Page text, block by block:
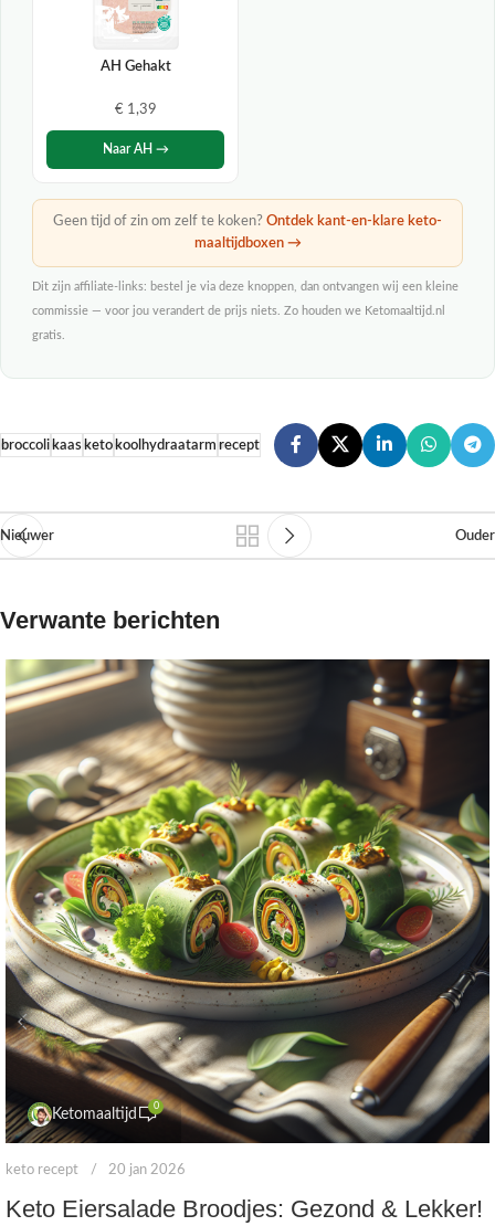
AH Gehakt
€ 1,39
Naar AH →
Geen tijd of zin om zelf te koken? Ontdek kant-en-klare keto-
maaltijdboxen →
Dit zijn affiliate-links: bestel je via deze knoppen, dan ontvangen wij een kleine
commissie — voor jou verandert de prijs niets. Zo houden we Ketomaaltijd.nl
gratis.
broccoli kaas keto koolhydraatarm recept
Nieuwer Ouder
Verwante berichten
Ketomaaltijd
0
keto recept 20 jan 2026
Keto Eiersalade Broodjes: Gezond & Lekker!